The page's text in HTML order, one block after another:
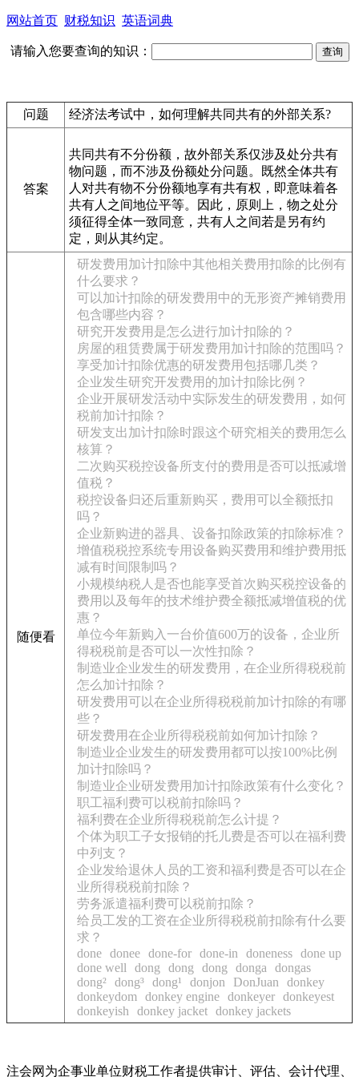
网站首页 财税知识 英语词典
请输入您要查询的知识：
问题 经济法考试中，如何理解共同共有的外部关系?
答案
共同共有不分份额，故外部关系仅涉及处分共有
物问题，而不涉及份额处分问题。既然全体共有
人对共有物不分份额地享有共有权，即意味着各
共有人之间地位平等。因此，原则上，物之处分
须征得全体一致同意，共有人之间若是另有约
定，则从其约定。
随便看
研发费用加计扣除中其他相关费用扣除的比例有
什么要求？
可以加计扣除的研发费用中的无形资产摊销费用
包含哪些内容？
研究开发费用是怎么进行加计扣除的？
房屋的租赁费属于研发费用加计扣除的范围吗？
享受加计扣除优惠的研发费用包括哪几类？
企业发生研究开发费用的加计扣除比例？
企业开展研发活动中实际发生的研发费用，如何
税前加计扣除？
研发支出加计扣除时跟这个研究相关的费用怎么
核算？
二次购买税控设备所支付的费用是否可以抵减增
值税？
税控设备归还后重新购买，费用可以全额抵扣
吗？
企业新购进的器具、设备扣除政策的扣除标准？
增值税税控系统专用设备购买费用和维护费用抵
减有时间限制吗？
小规模纳税人是否也能享受首次购买税控设备的
费用以及每年的技术维护费全额抵减增值税的优
惠？
单位今年新购入一台价值600万的设备，企业所
得税税前是否可以一次性扣除？
制造业企业发生的研发费用，在企业所得税税前
怎么加计扣除？
研发费用可以在企业所得税税前加计扣除的有哪
些？
研发费用在企业所得税税前如何加计扣除？
制造业企业发生的研发费用都可以按100%比例
加计扣除吗？
制造业企业研发费用加计扣除政策有什么变化？
职工福利费可以税前扣除吗？
福利费在企业所得税税前怎么计提？
个体为职工子女报销的托儿费是否可以在福利费
中列支？
企业发给退休人员的工资和福利费是否可以在企
业所得税税前扣除？
劳务派遣福利费可以税前扣除？
给员工发的工资在企业所得税税前扣除有什么要
求？
done donee done-for done-in doneness done up
done well
dong dong dong donga
dongas
dong² dong³ dong¹ donjon DonJuan
donkey
donkeydom
donkey engine donkeyer donkeyest
donkeyish
donkey jacket donkey jackets
注会网为企事业单位财税工作者提供审计、评估、会计代理、